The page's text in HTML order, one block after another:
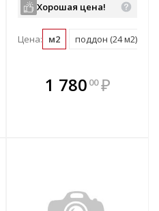
В комплекте
всегда выгоднее!
Хорошая цена!
Цена: м2 поддон (24 м2)
1 780 00 ₽